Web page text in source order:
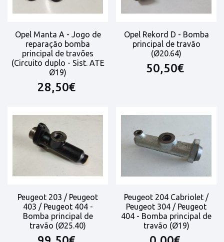
Opel Manta A - Jogo de
reparação bomba
principal de travões
(Circuito duplo - Sist. ATE
Ø19)
28,50€
Opel Rekord D - Bomba
principal de travão
(Ø20.64)
50,50€
Peugeot 203 / Peugeot
403 / Peugeot 404 -
Bomba principal de
travão (Ø25.40)
Peugeot 204 Cabriolet /
Peugeot 304 / Peugeot
404 - Bomba principal de
travão (Ø19)